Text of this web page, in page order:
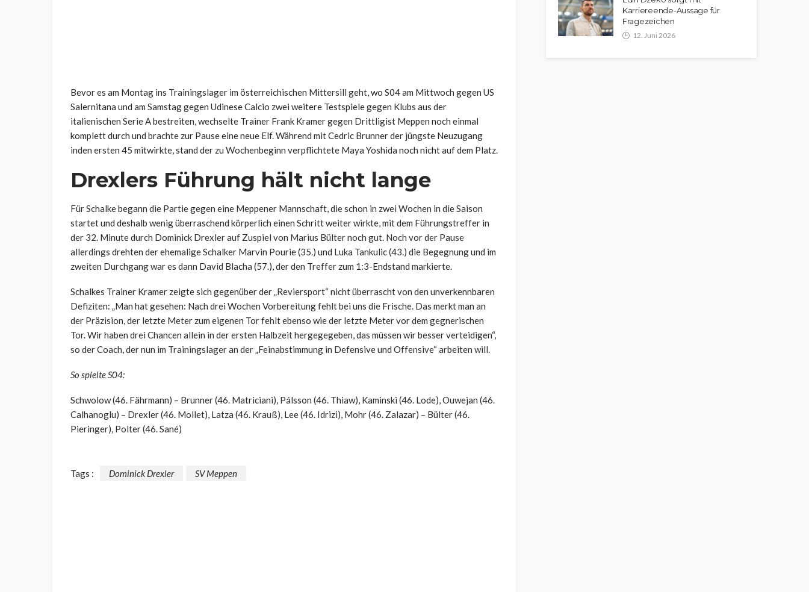
Bevor es am Montag ins Trainingslager im österreichischen Mittersill geht, wo S04 am Mittwoch gegen US
Salernitana und am Samstag gegen Udinese Calcio zwei weitere Testspiele gegen Klubs aus der
italienischen Serie A bestreiten, wechselte Trainer Frank Kramer gegen Drittligist Meppen noch einmal
komplett durch und brachte zur Pause eine neue Elf. Während mit Cedric Brunner der jüngste Neuzugang
inden ersten 45 mitwirkte, stand der zu Wochenbeginn verpflichtete Maya Yoshida noch nicht auf dem Platz.
Drexlers Führung hält nicht lange
Für Schalke begann die Partie gegen eine Meppener Mannschaft, die schon in zwei Wochen in die Saison
startet und deshalb wenig überraschend körperlich einen Schritt weiter wirkte, mit dem Führungstreffer in
der 32. Minute durch Dominick Drexler auf Zuspiel von Marius Bülter noch gut. Noch vor der Pause
allerdings drehten der ehemalige Schalker Marvin Pourie (35.) und Luka Tankulic (43.) die Begegnung und im
zweiten Durchgang war es dann David Blacha (57.), der den Treffer zum 1:3-Endstand markierte.
Schalkes Trainer Kramer zeigte sich gegenüber der „Reviersport“ nicht überrascht von den unverkennbaren
Defiziten: „Man hat gesehen: Nach drei Wochen Vorbereitung fehlt bei uns die Frische. Das merkt man an
der Präzision, der letzte Meter zum eigenen Tor fehlt ebenso wie der letzte Meter vor dem gegnerischen
Tor. Wir haben drei Chancen allein in der ersten Halbzeit hergegegeben, das müssen wir besser verteidigen“,
so der Coach, der nun im Trainingslager an der „Feinabstimmung in Defensive und Offensive“ arbeiten will.
So spielte S04:
Schwolow (46. Fährmann) – Brunner (46. Matriciani), Pálsson (46. Thiaw), Kaminski (46. Lode), Ouwejan (46.
Calhanoglu) – Drexler (46. Mollet), Latza (46. Krauß), Lee (46. Idrizi), Mohr (46. Zalazar) – Bülter (46.
Pieringer), Polter (46. Sané)
Tags : Dominick Drexler SV Meppen
Karriereende-Aussage für
Fragezeichen
12. Juni 2026